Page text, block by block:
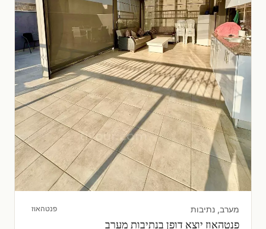
מערב, נתיבות פנטהאוז
פנטהאוז יוצא דופן בנתיבות מערב